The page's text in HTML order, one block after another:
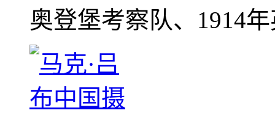
奥登堡考察队、1914